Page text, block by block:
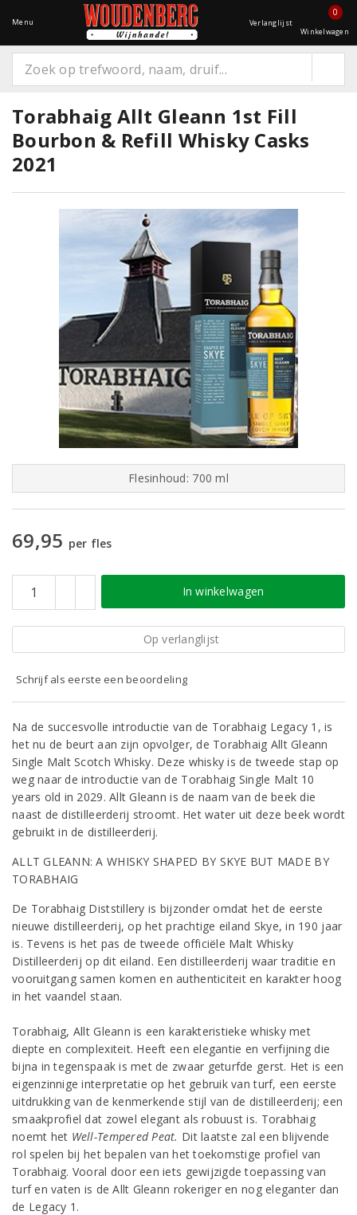
Menu Verlanglijst
0
Winkelwagen
Torabhaig Allt Gleann 1st Fill
Bourbon & Refill Whisky Casks
2021
Flesinhoud: 700 ml
69,95 per fles
In winkelwagen
Op verlanglijst
Schrijf als eerste een beoordeling
Na de succesvolle introductie van de Torabhaig Legacy 1, is
het nu de beurt aan zijn opvolger, de Torabhaig Allt Gleann
Single Malt Scotch Whisky. Deze whisky is de tweede stap op
weg naar de introductie van de Torabhaig Single Malt 10
years old in 2029. Allt Gleann is de naam van de beek die
naast de distilleerderij stroomt. Het water uit deze beek wordt
gebruikt in de distilleerderij.
ALLT GLEANN: A WHISKY SHAPED BY SKYE BUT MADE BY
TORABHAIG
De Torabhaig Diststillery is bijzonder omdat het de eerste
nieuwe distilleerderij, op het prachtige eiland Skye, in 190 jaar
is. Tevens is het pas de tweede officiële Malt Whisky
Distilleerderij op dit eiland. Een distilleerderij waar traditie en
vooruitgang samen komen en authenticiteit en karakter hoog
in het vaandel staan.
Torabhaig, Allt Gleann is een karakteristieke whisky met
diepte en complexiteit. Heeft een elegantie en verfijning die
bijna in tegenspaak is met de zwaar geturfde gerst. Het is een
eigenzinnige interpretatie op het gebruik van turf, een eerste
uitdrukking van de kenmerkende stijl van de distilleerderij; een
smaakprofiel dat zowel elegant als robuust is. Torabhaig
noemt het Well-Tempered Peat. Dit laatste zal een blijvende
rol spelen bij het bepalen van het toekomstige profiel van
Torabhaig. Vooral door een iets gewijzigde toepassing van
turf en vaten is de Allt Gleann rokeriger en nog eleganter dan
de Legacy 1.